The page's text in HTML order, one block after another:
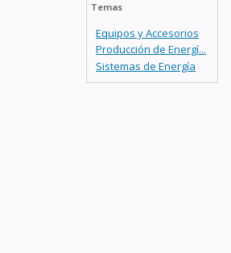
Temas
Equipos y Accesorios
Producción de Energí...
Sistemas de Energía